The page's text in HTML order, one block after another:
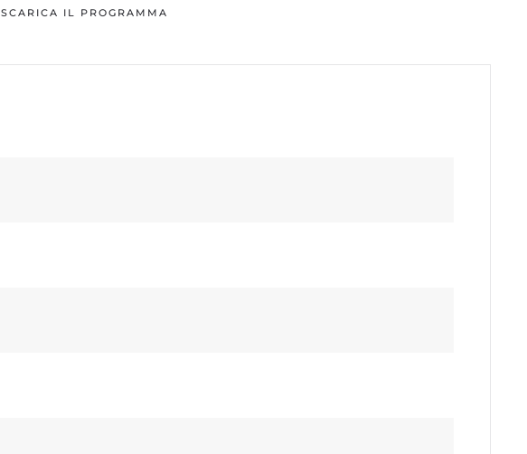
SCARICA IL PROGRAMMA